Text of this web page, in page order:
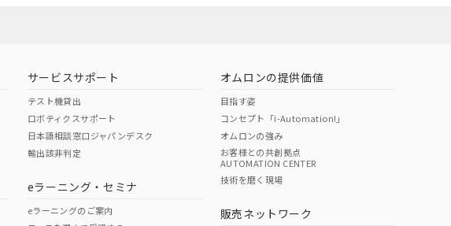
サービスサポート
テスト機貸出
ロボティクスサポート
日本語相談窓口ジャパンデスク
輸出該非判定
eラーニング・セミナ
eラーニングのご案内
オムロンの提供価値
目指す姿
コンセプト「i-Automation!」
オムロンの強み
お客様との共創拠点
AUTOMATION CENTER
技術を磨く現場
販売ネットワーク